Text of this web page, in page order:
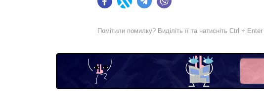
FacebookTwitter Telegram
Помітили помилку? Виділіть її та натисніть Ctrl + Enter